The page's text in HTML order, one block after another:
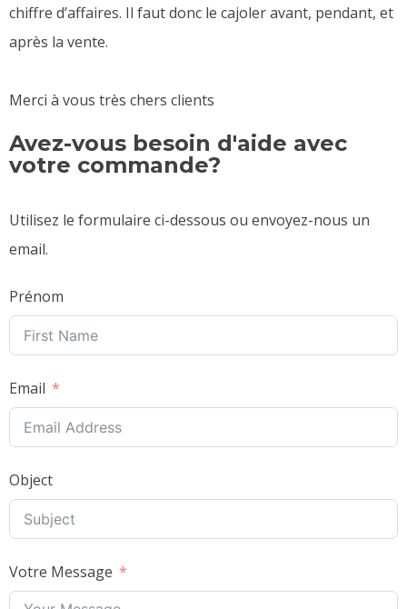
chiffre d’affaires. Il faut donc le cajoler avant, pendant, et
après la vente.
Merci à vous très chers clients
Avez-vous besoin d'aide avec
votre commande?
Utilisez le formulaire ci-dessous ou envoyez-nous un
email.
Prénom
Email
Object
Votre Message